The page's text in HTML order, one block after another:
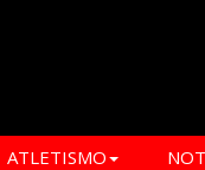
ATLETISMO